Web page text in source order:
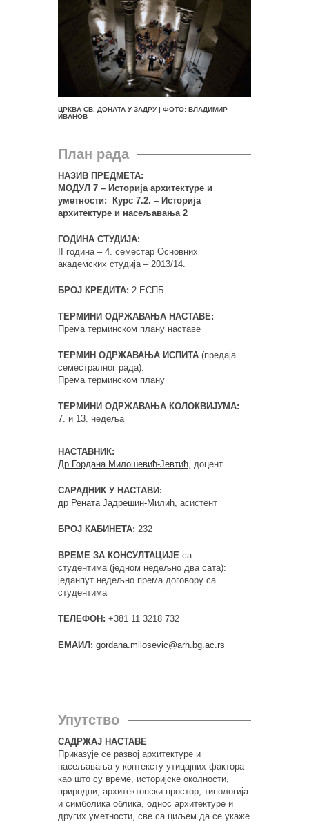
ЦРКВА СВ. ДОНАТА У ЗАДРУ | ФОТО: ВЛАДИМИР
ИВАНОВ
План рада
НАЗИВ ПРЕДМЕТА:
МОДУЛ 7 – Историја архитектуре и
уметности: Курс 7.2. – Историја
архитектуре и насељавања 2
ГОДИНА СТУДИЈА:
II година – 4. семестар Основних
академских студија – 2013/14.
БРОЈ КРЕДИТА: 2 ЕСПБ
ТЕРМИНИ ОДРЖАВАЊА НАСТАВЕ:
Према терминском плану наставе
ТЕРМИН ОДРЖАВАЊА ИСПИТА (предаја
семестралног рада):
Према терминском плану
ТЕРМИНИ ОДРЖАВАЊА КОЛОКВИЈУМА:
7. и 13. недеља
НАСТАВНИК:
Др Гордана Милошевић-Јевтић , доцент
САРАДНИК У НАСТАВИ:
др Рената Јадрешин-Милић , асистент
БРОЈ КАБИНЕТА: 232
ВРЕМЕ ЗА КОНСУЛТАЦИЈЕ са
студентима (једном недељно два сата):
једанпут недељно према договору са
студентима
ТЕЛЕФОН: +381 11 3218 732
ЕМАИЛ: gordana.milosevic@arh.bg.ac.rs
Упутство
САДРЖАЈ НАСТАВЕ
Приказује се развој архитектуре и
насељавања у контексту утицајних фактора
као што су време, историјске околности,
природни, архитектонски простор, типологија
и симболика облика, однос архитектуре и
других уметности, све са циљем да се укаже